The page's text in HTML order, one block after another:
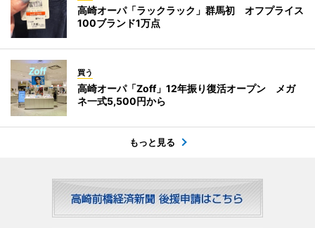
高崎オーパ「ラックラック」群馬初 オフプライス
100ブランド1万点
買う
高崎オーパ「Zoff」12年振り復活オープン メガ
ネ一式5,500円から
もっと見る